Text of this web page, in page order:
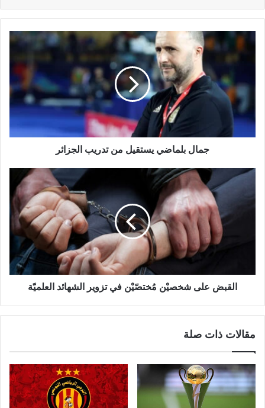
جمال بلماضي يستقيل من تدريب الجزائر
القبض على شخصيْن مُختصّيْن في تزوير الشهائد العلميّة
مقالات ذات صلة